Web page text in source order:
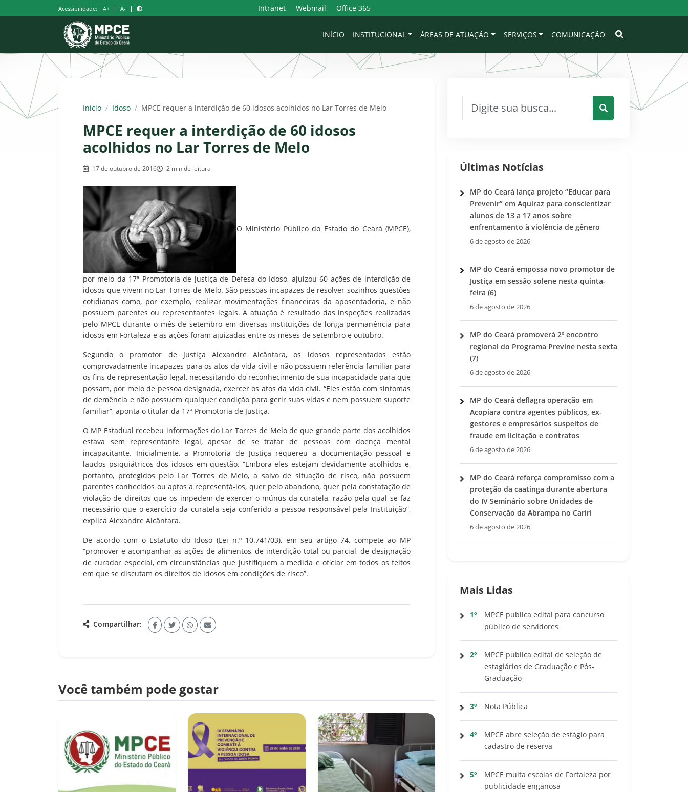
para
Acessibilidade: A+ | A- | Intranet Webmail Office 365
INÍCIO INSTITUCIONAL ÁREAS DE ATUAÇÃO SERVIÇOS COMUNICAÇÃO
Início / Idoso / MPCE requer a interdição de 60 idosos acolhidos no Lar Torres de Melo
MPCE requer a interdição de 60 idosos
acolhidos no Lar Torres de Melo
17 de outubro de 2016 2 min de leitura
O Ministério Público do Estado do Ceará (MPCE),
por meio da 17ª Promotoria de Justiça de Defesa do Idoso, ajuizou 60 ações de interdição de
idosos que vivem no Lar Torres de Melo. São pessoas incapazes de resolver sozinhos questões
cotidianas como, por exemplo, realizar movimentações financeiras da aposentadoria, e não
possuem parentes ou representantes legais. A atuação é resultado das inspeções realizadas
pelo MPCE durante o mês de setembro em diversas instituições de longa permanência para
idosos em Fortaleza e as ações foram ajuizadas entre os meses de setembro e outubro.
Segundo o promotor de Justiça Alexandre Alcântara, os idosos representados estão
comprovadamente incapazes para os atos da vida civil e não possuem referência familiar para
os fins de representação legal, necessitando do reconhecimento de sua incapacidade para que
possam, por meio de pessoa designada, exercer os atos da vida civil. “Eles estão com sintomas
de demência e não possuem qualquer condição para gerir suas vidas e nem possuem suporte
familiar”, aponta o titular da 17ª Promotoria de Justiça.
O MP Estadual recebeu informações do Lar Torres de Melo de que grande parte dos acolhidos
estava sem representante legal, apesar de se tratar de pessoas com doença mental
incapacitante. Inicialmente, a Promotoria de Justiça requereu a documentação pessoal e
laudos psiquiátricos dos idosos em questão. “Embora eles estejam devidamente acolhidos e,
portanto, protegidos pelo Lar Torres de Melo, a salvo de situação de risco, não possuem
parentes conhecidos ou aptos a representá-los, quer pelo abandono, quer pela constatação de
violação de direitos que os impedem de exercer o múnus da curatela, razão pela qual se faz
necessário que o exercício da curatela seja conferido a pessoa responsável pela Instituição”,
explica Alexandre Alcântara.
De acordo com o Estatuto do Idoso (Lei n.º 10.741/03), em seu artigo 74, compete ao MP
“promover e acompanhar as ações de alimentos, de interdição total ou parcial, de designação
de curador especial, em circunstâncias que justifiquem a medida e oficiar em todos os feitos
em que se discutam os direitos de idosos em condições de risco”.
Compartilhar:
Você também pode gostar
Pesquisar
Últimas Notícias
MP do Ceará lança projeto “Educar para
Prevenir” em Aquiraz para conscientizar
alunos de 13 a 17 anos sobre
enfrentamento à violência de gênero
6 de agosto de 2026
MP do Ceará empossa novo promotor de
Justiça em sessão solene nesta quinta-
feira (6)
6 de agosto de 2026
MP do Ceará promoverá 2º encontro
regional do Programa Previne nesta sexta
(7)
6 de agosto de 2026
MP do Ceará deflagra operação em
Acopiara contra agentes públicos, ex-
gestores e empresários suspeitos de
fraude em licitação e contratos
6 de agosto de 2026
MP do Ceará reforça compromisso com a
proteção da caatinga durante abertura
do IV Seminário sobre Unidades de
Conservação da Abrampa no Cariri
6 de agosto de 2026
Mais Lidas
1º
MPCE publica edital para concurso
público de servidores
2º
MPCE publica edital de seleção de
estagiários de Graduação e Pós-
Graduação
3º Nota Pública
4º
MPCE abre seleção de estágio para
cadastro de reserva
5º
MPCE multa escolas de Fortaleza por
publicidade enganosa